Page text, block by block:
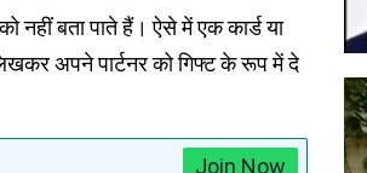
नहीं बता पाते हैं। ऐसे में एक कार्ड या
अपने पार्टनर को गिफ्ट के रूप में दे
Join Now